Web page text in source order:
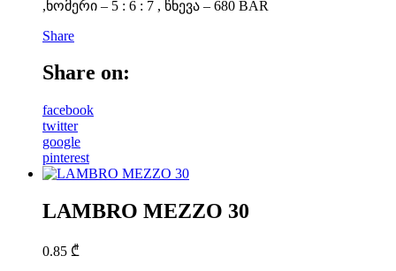
,ნომერი – 5 : 6 : 7 , წნევა – 680 BAR
Share
Share on:
facebook
twitter
google
pinterest
LAMBRO MEZZO 30
0.85 ₾